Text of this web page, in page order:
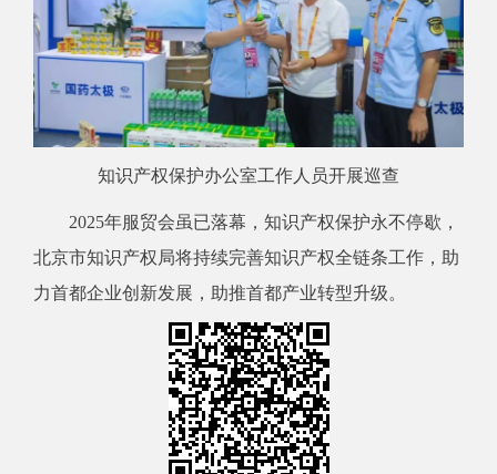
知识产权保护办公室工作人员开展巡查
2025年服贸会虽已落幕，知识产权保护永不停歇，
北京市知识产权局将持续完善知识产权全链条工作，助
力首都企业创新发展，助推首都产业转型升级。